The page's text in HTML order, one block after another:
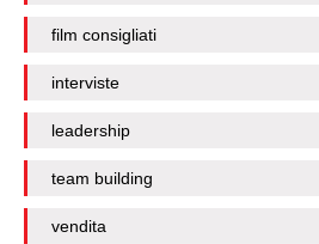
film consigliati
interviste
leadership
team building
vendita